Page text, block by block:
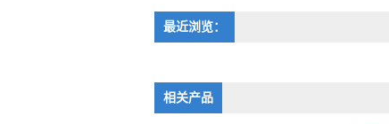
最近浏览：
相关产品